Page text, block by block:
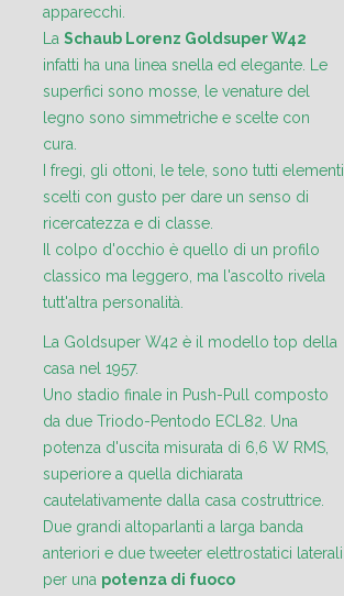
apparecchi.
La Schaub Lorenz Goldsuper W42
infatti ha una linea snella ed elegante. Le
superfici sono mosse, le venature del
legno sono simmetriche e scelte con
cura.
I fregi, gli ottoni, le tele, sono tutti elementi
scelti con gusto per dare un senso di
ricercatezza e di classe.
Il colpo d'occhio è quello di un profilo
classico ma leggero, ma l'ascolto rivela
tutt'altra personalità.
La Goldsuper W42 è il modello top della
casa nel 1957.
Uno stadio finale in Push-Pull composto
da due Triodo-Pentodo ECL82. Una
potenza d'uscita misurata di 6,6 W RMS,
superiore a quella dichiarata
cautelativamente dalla casa costruttrice.
Due grandi altoparlanti a larga banda
anteriori e due tweeter elettrostatici laterali
per una potenza di fuoco